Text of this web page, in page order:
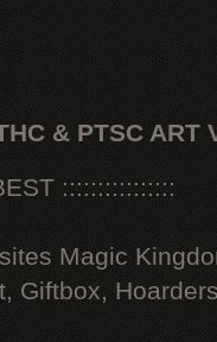
& PTSC ART
::::::::::::::::
Magic
Giftbox,